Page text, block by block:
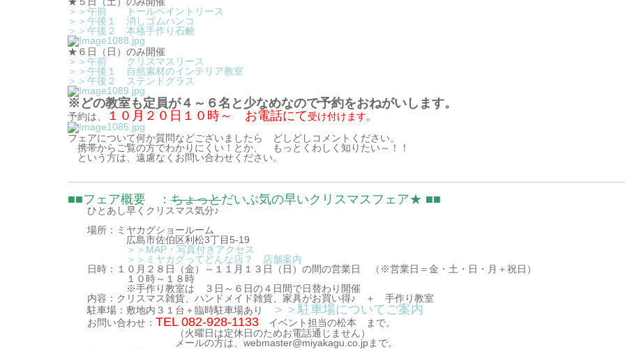
＞＞午前 トールペイントリース
＞＞午後１ 消しゴムハンコ
＞＞午後２ 本格手作り石鹸
★６日（日）のみ開催
＞＞午前 クリスマスリース
＞＞午後１ 自然素材のインテリア教室
＞＞午後２ ステンドグラス
※どの教室も定員が４～６名と少なめなので予約をおねがいします。
予約は、 １０月２０日１０時～ お電話にて受け付けます。
フェアについて何か質問などございましたら どしどしコメントください。
携帯からご覧の方でわかりにくい！とか、 もっとくわしく知りたい～！！
という方は、遠慮なくお問い合わせください。
■■フェア概要 ： ちょっとだいぶ気の早いクリスマスフェア★ ■■
ひとあし早くクリスマス気分♪
場所：ミヤカグショールーム
広島市佐伯区利松3丁目5-19
＞＞MAP・写真付きアクセス
＞＞ミヤカグってどんな店？ 店舗案内
日時：１０月２８日（金）～１１月１３日（日）の間の営業日 （※営業日＝金・土・日・月＋祝日）
１０時～１８時
※手作り教室は ３日～６日の４日間で日替わり開催
内容：クリスマス雑貨、ハンドメイド雑貨、家具がお買い得♪ ＋ 手作り教室
駐車場：敷地内３１台＋臨時駐車場あり
＞＞駐車場についてご案内
お問い合わせ： TEL 082-928-1133 イベント担当の松本 まで。
（火曜日は定休日のためお電話通じません）
メールの方は、webmaster@miyakagu.co.jpまで。